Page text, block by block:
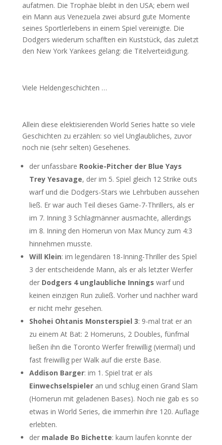
aufatmen. Die Trophäe bleibt in den USA; ebern weil
ein Mann aus Venezuela zwei absurd gute Momente
seines Sportlerlebens in einem Spiel vereinigte. Die
Dodgers wiederum schafften ein Kuststück, das zuletzt
den New York Yankees gelang: die Titelverteidigung.
Viele Heldengeschichten …
Allein diese elektisierenden World Series hatte so viele
Geschichten zu erzählen: so viel Unglaubliches, zuvor
noch nie (sehr selten) Gesehenes.
der unfassbare Rookie-Pitcher der Blue Yays
Trey Yesavage, der im 5. Spiel gleich 12 Strike outs
warf und die Dodgers-Stars wie Lehrbuben aussehen
ließ. Er war auch Teil dieses Game-7-Thrillers, als er
im 7. Inning 3 Schlagmänner ausmachte, allerdings
im 8. Inning den Homerun von Max Muncy zum 4:3
hinnehmen musste.
Will Klein: im legendären 18-Inning-Thriller des Spiel
3 der entscheidende Mann, als er als letzter Werfer
der Dodgers 4 unglaubliche Innings warf und
keinen einzigen Run zuließ. Vorher und nachher ward
er nicht mehr gesehen.
Shohei Ohtanis Monsterspiel 3: 9-mal trat er an
zu einem At Bat: 2 Homeruns, 2 Doubles, fünfmal
ließen ihn die Toronto Werfer freiwillig (viermal) und
fast freiwillig per Walk auf die erste Base.
Addison Barger: im 1. Spiel trat er als
Einwechselspieleran und schlug einen Grand Slam
(Homerun mit geladenen Bases). Noch nie gab es so
etwas in World Series, die immerhin ihre 120. Auflage
erlebten.
der malade Bo Bichette: kaum laufen konnte der